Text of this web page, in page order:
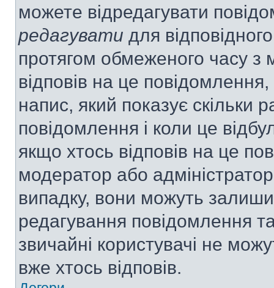
можете відредагувати
редагувати для
протягом обмеженого часу
відповів на це
напис, який показує скільки
повідомлення і коли це
якщо хтось відповів на це
модератор або
випадку, вони можуть
редагування повідомлення
звичайні користувачі не
вже хтось відповів.